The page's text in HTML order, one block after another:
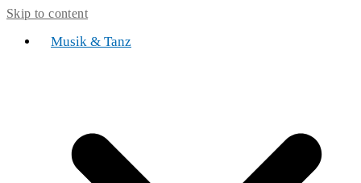
Skip to content
Musik & Tanz